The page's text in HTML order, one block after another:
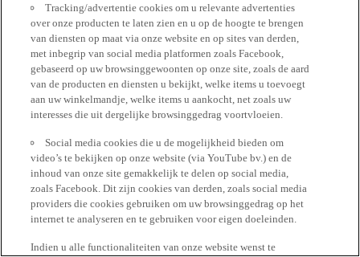
Tracking/advertentie cookies om u relevante advertenties
over onze producten te laten zien en u op de hoogte te brengen
van diensten op maat via onze website en op sites van derden,
met inbegrip van social media platformen zoals Facebook,
gebaseerd op uw browsinggewoonten op onze site, zoals de aard
van de producten en diensten u bekijkt, welke items u toevoegt
aan uw winkelmandje, welke items u aankocht, net zoals uw
interesses die uit dergelijke browsinggedrag voortvloeien.
Social media cookies die u de mogelijkheid bieden om
video’s te bekijken op onze website (via YouTube bv.) en de
inhoud van onze site gemakkelijk te delen op social media,
zoals Facebook. Dit zijn cookies van derden, zoals social media
providers die cookies gebruiken om uw browsinggedrag op het
internet te analyseren en te gebruiken voor eigen doeleinden.
Indien u alle functionaliteiten van onze website wenst te